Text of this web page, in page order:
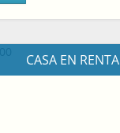
CASA EN RENTA